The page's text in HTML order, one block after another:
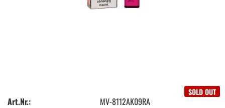
SOLD OUT
Art.Nr.:
MV-8112AK09RA